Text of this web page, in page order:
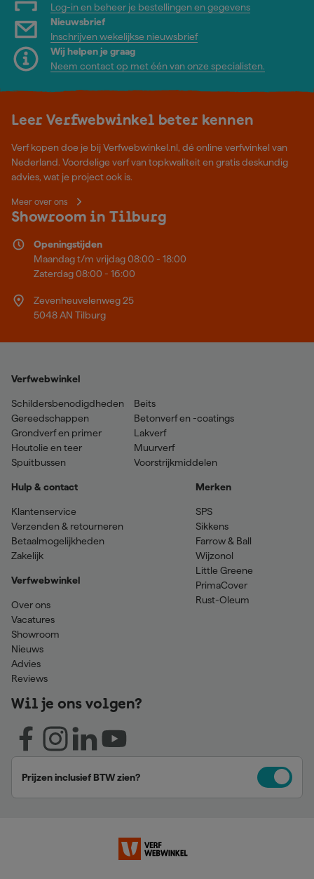
Log-in en beheer je bestellingen en gegevens
Nieuwsbrief
Inschrijven wekelijkse nieuwsbrief
Wij helpen je graag
Neem contact op met één van onze specialisten.
Leer Verfwebwinkel beter kennen
Verf kopen doe je bij Verfwebwinkel.nl, dé online verfwinkel van
Nederland. Voordelige verf van topkwaliteit en gratis deskundig
advies, wat je project ook is.
Meer over ons
Showroom in Tilburg
Openingstijden
Maandag t/m vrijdag 08:00 - 18:00
Zaterdag 08:00 - 16:00
Zevenheuvelenweg 25
5048 AN Tilburg
Verfwebwinkel
Schildersbenodigdheden
Gereedschappen
Grondverf en primer
Houtolie en teer
Spuitbussen
Beits
Betonverf en -coatings
Lakverf
Muurverf
Voorstrijkmiddelen
Hulp & contact
Klantenservice
Verzenden & retourneren
Betaalmogelijkheden
Zakelijk
Verfwebwinkel
Over ons
Vacatures
Showroom
Nieuws
Advies
Reviews
Merken
SPS
Sikkens
Farrow & Ball
Wijzonol
Little Greene
PrimaCover
Rust-Oleum
Wil je ons volgen?
Prijzen inclusief BTW zien?